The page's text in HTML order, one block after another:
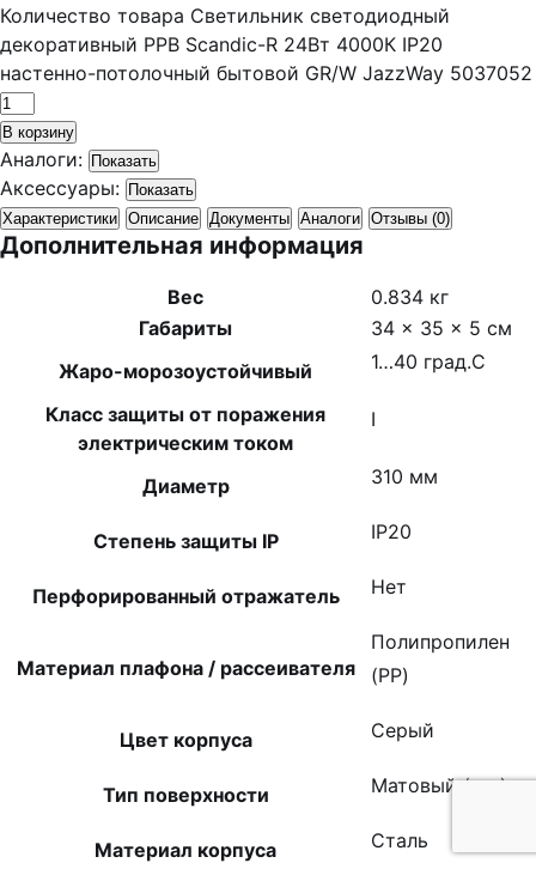
Количество товара Светильник светодиодный
декоративный PPB Scandic-R 24Вт 4000К IP20
настенно-потолочный бытовой GR/W JazzWay 5037052
В корзину
Аналоги: Показать
Аксессуары: Показать
Характеристики Описание Документы Аналоги Отзывы (0)
Дополнительная информация
Вес
0.834 кг
Габариты
34 × 35 × 5 см
Жаро-морозоустойчивый
1…40 град.C
Класс защиты от поражения
электрическим током
I
Диаметр 310 мм
Степень защиты IP IP20
Перфорированный отражатель Нет
Материал плафона / рассеивателя
Полипропилен
(PP)
Цвет корпуса Серый
Тип поверхности Матовый (-ая)
Материал корпуса Сталь